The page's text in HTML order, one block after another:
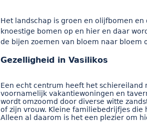
Het landschap is groen en olijfbomen
knoestige bomen op en hier en daar
de bijen zoemen van bloem naar bloem
Gezelligheid in Vasilikos
Een echt centrum heeft het schiereiland
voornamelijk vakantiewoningen en
wordt omzoomd door diverse witte
of zijn vrouw. Kleine familiebedrijfjes
Alleen al daarom is het een plezier om